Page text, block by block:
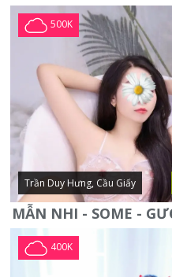
500K
Trần Duy Hưng, Cầu Giấy
400K